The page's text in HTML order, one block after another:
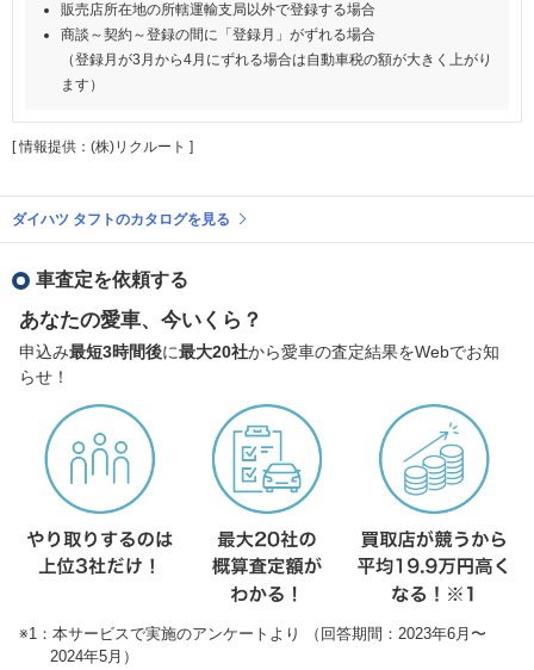
販売店所在地の所轄運輸支局以外で登録する場合
商談～契約～登録の間に「登録月」がずれる場合
（登録月が3月から4月にずれる場合は自動車税の額が大きく上がり
ます）
[ 情報提供：(株)リクルート ]
ダイハツ タフトのカタログを見る
車査定を依頼する
あなたの愛車、今いくら？
申込み最短3時間後に最大20社から愛車の査定結果をWebでお知
らせ！
※1：本サービスで実施のアンケートより （回答期間：2023年6月〜
2024年5月）